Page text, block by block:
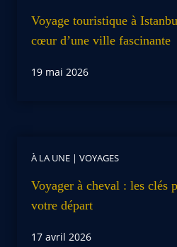
Voyage touristique à
cœur d’une ville fascinante
19 mai 2026
À LA UNE | VOYAGES
Voyager à cheval : les clés
votre départ
17 avril 2026